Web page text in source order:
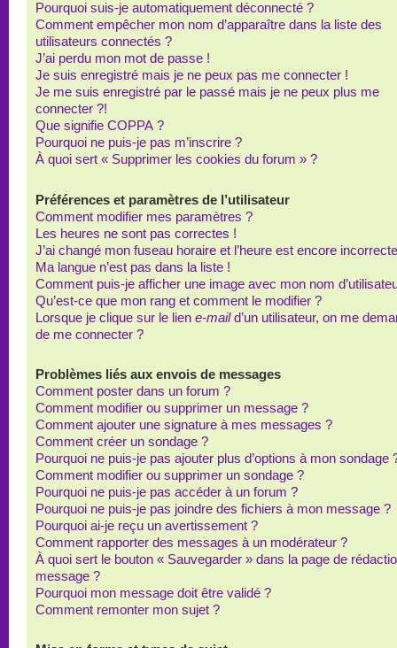
Pourquoi suis-je automatiquement déconnecté ?
Comment empêcher mon nom d’apparaître dans la liste des
utilisateurs connectés ?
J’ai perdu mon mot de passe !
Je suis enregistré mais je ne peux pas me connecter !
Je me suis enregistré par le passé mais je ne peux plus me
connecter ?!
Que signifie COPPA ?
Pourquoi ne puis-je pas m’inscrire ?
À quoi sert « Supprimer les cookies du forum » ?
Préférences et paramètres de l’utilisateur
Comment modifier mes paramètres ?
Les heures ne sont pas correctes !
J’ai changé mon fuseau horaire et l’heure est encore
Ma langue n’est pas dans la liste !
Comment puis-je afficher une image avec mon nom
Qu’est-ce que mon rang et comment le modifier ?
Lorsque je clique sur le lien e-maild’un utilisateur, on me
de me connecter ?
Problèmes liés aux envois de messages
Comment poster dans un forum ?
Comment modifier ou supprimer un message ?
Comment ajouter une signature à mes messages ?
Comment créer un sondage ?
Pourquoi ne puis-je pas ajouter plus d’options à mon sondage
Comment modifier ou supprimer un sondage ?
Pourquoi ne puis-je pas accéder à un forum ?
Pourquoi ne puis-je pas joindre des fichiers à mon message ?
Pourquoi ai-je reçu un avertissement ?
Comment rapporter des messages à un modérateur ?
À quoi sert le bouton « Sauvegarder » dans la page de
message ?
Pourquoi mon message doit être validé ?
Comment remonter mon sujet ?